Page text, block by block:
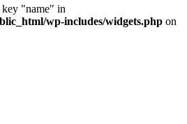
"name" in
wp-includes/widgets.php on